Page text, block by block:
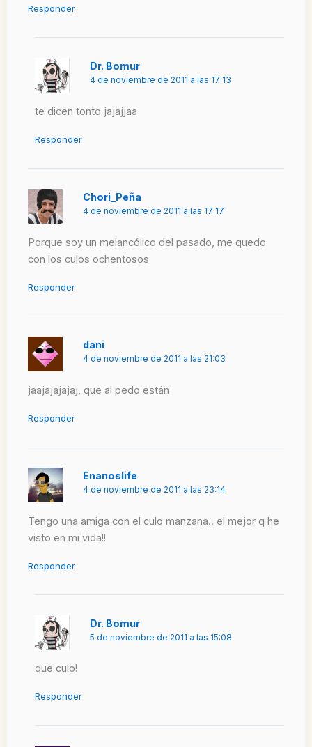
Responder
Dr. Bomur
4 de noviembre de 2011 a las 17:13
te dicen tonto jajajjaa
Responder
Chori_Peña
4 de noviembre de 2011 a las 17:17
Porque soy un melancólico del pasado, me quedo
con los culos ochentosos
Responder
dani
4 de noviembre de 2011 a las 21:03
jaajajajajaj, que al pedo están
Responder
Enanoslife
4 de noviembre de 2011 a las 23:14
Tengo una amiga con el culo manzana.. el mejor q he
visto en mi vida!!
Responder
Dr. Bomur
5 de noviembre de 2011 a las 15:08
que culo!
Responder